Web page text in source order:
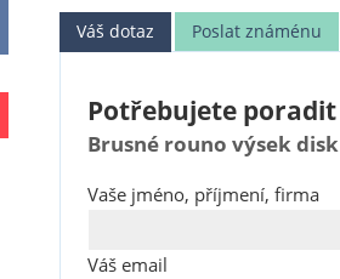
Váš dotaz Poslat známénu
Potřebujete poradit
Brusné rouno výsek disk
Vaše jméno, příjmení, firma
Váš email